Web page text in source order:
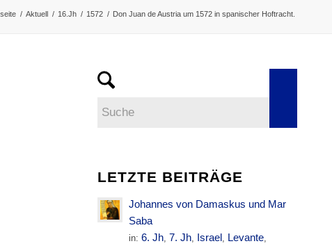
/ Aktuell / 16.Jh / 1572 / Don Juan de Austria um 1572 in spanischer Hoftracht.
LETZTE BEITRÄGE
Johannes von Damaskus und Mar
Saba
in:6. Jh, 7. Jh, Israel, Levante,